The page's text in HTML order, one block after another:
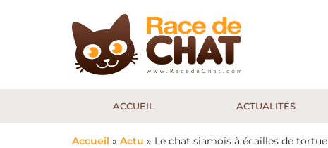
ACCUEIL ACTUALITÉS
Accueil » Actu » Le chat siamois à écailles de tortue